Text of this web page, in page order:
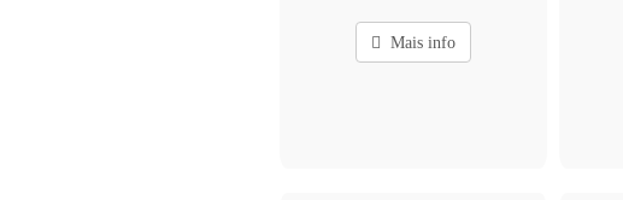
Mais info